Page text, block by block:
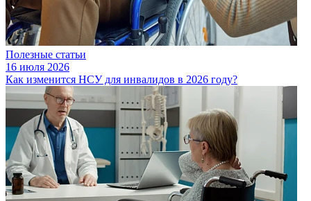
Полезные статьи
16 июля 2026
Как изменится НСУ для инвалидов в 2026 году?